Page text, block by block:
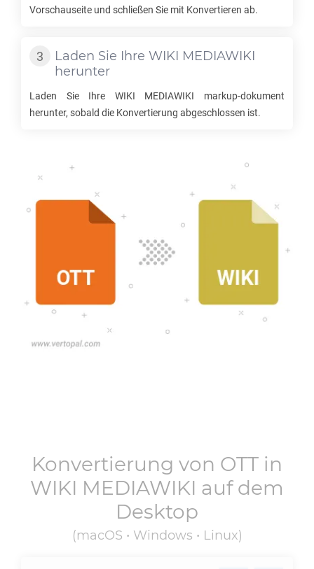
Vorschauseite und schließen Sie mit Konvertieren ab.
Laden Sie Ihre WIKI MEDIAWIKI
herunter
Laden Sie Ihre WIKI MEDIAWIKI markup-dokument
herunter, sobald die Konvertierung abgeschlossen ist.
Konvertierung von OTT in
WIKI MEDIAWIKI auf dem
Desktop
(macOS • Windows • Linux)